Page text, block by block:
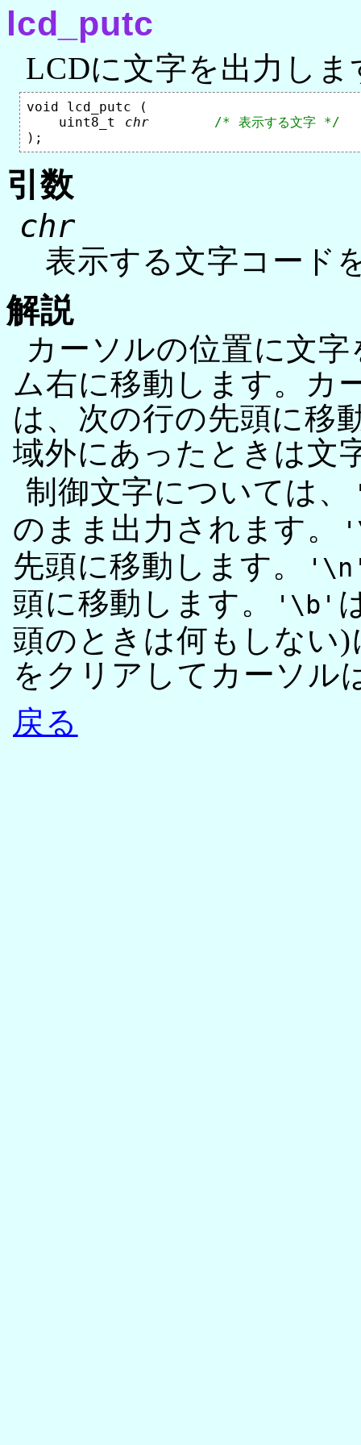
lcd_putc
LCDに文字を出力しま
void lcd_putc (
    uint8_t
chr
/* 表示する文字 */
引数
chr
表示する文字コード
解説
カーソルの位置に文
ム右に移動します。カ
は、次の行の先頭に移
域外にあったときは文
制御文字については、
のまま出力されます。
先頭に移動します。
頭に移動します。 '\b'
頭のときは何もしない
をクリアしてカーソル
戻る